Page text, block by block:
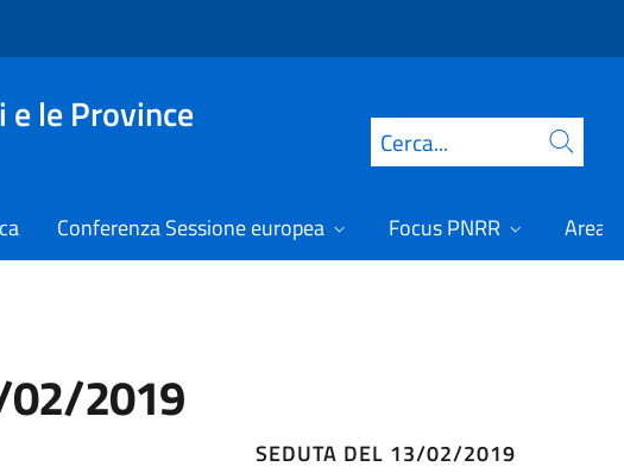
le Province
Cerca
Conferenza Sessione europea Focus PNRR Area
02/2019
SEDUTA DEL 13/02/2019